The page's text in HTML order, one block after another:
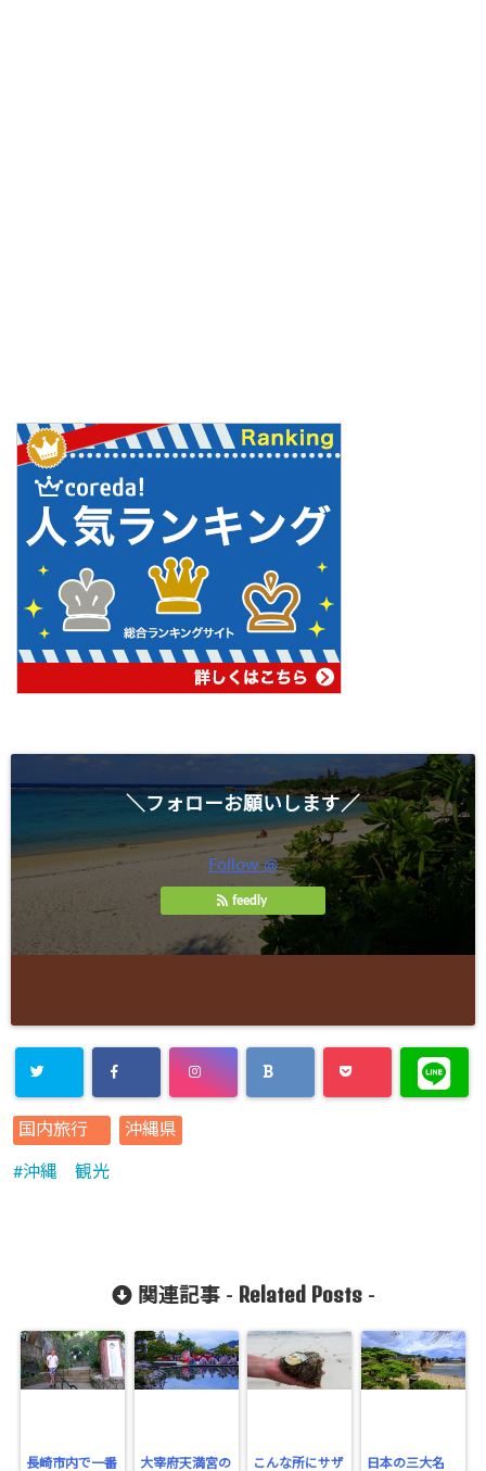
＼フォローお願いします／
Follow @
feedly
国内旅行 沖縄県
沖縄 観光
関連記事 - Related Posts-
長崎市内で一番
大宰府天満宮の
こんな所にサザ
日本の三大名